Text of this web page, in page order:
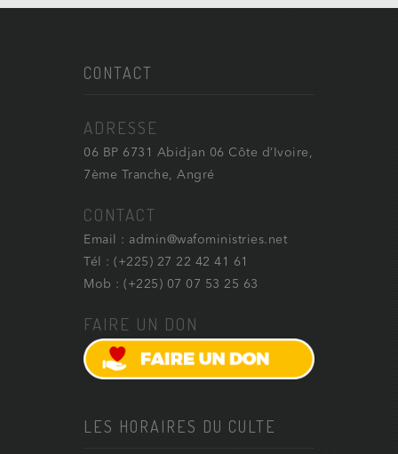
CONTACT
ADRESSE
06 BP 6731 Abidjan 06 Côte d’Ivoire,
7ème Tranche, Angré
CONTACT
Email : admin@wafoministries.net
Tél : (+225) 27 22 42 41 61
Mob : (+225) 07 07 53 25 63
FAIRE UN DON
LES HORAIRES DU CULTE